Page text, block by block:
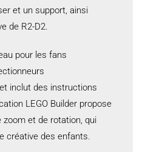
et un support, ainsi
de R2-D2.
pour les fans
inclut des instructions
LEGO Builder propose
et de rotation, qui
créative des enfants.